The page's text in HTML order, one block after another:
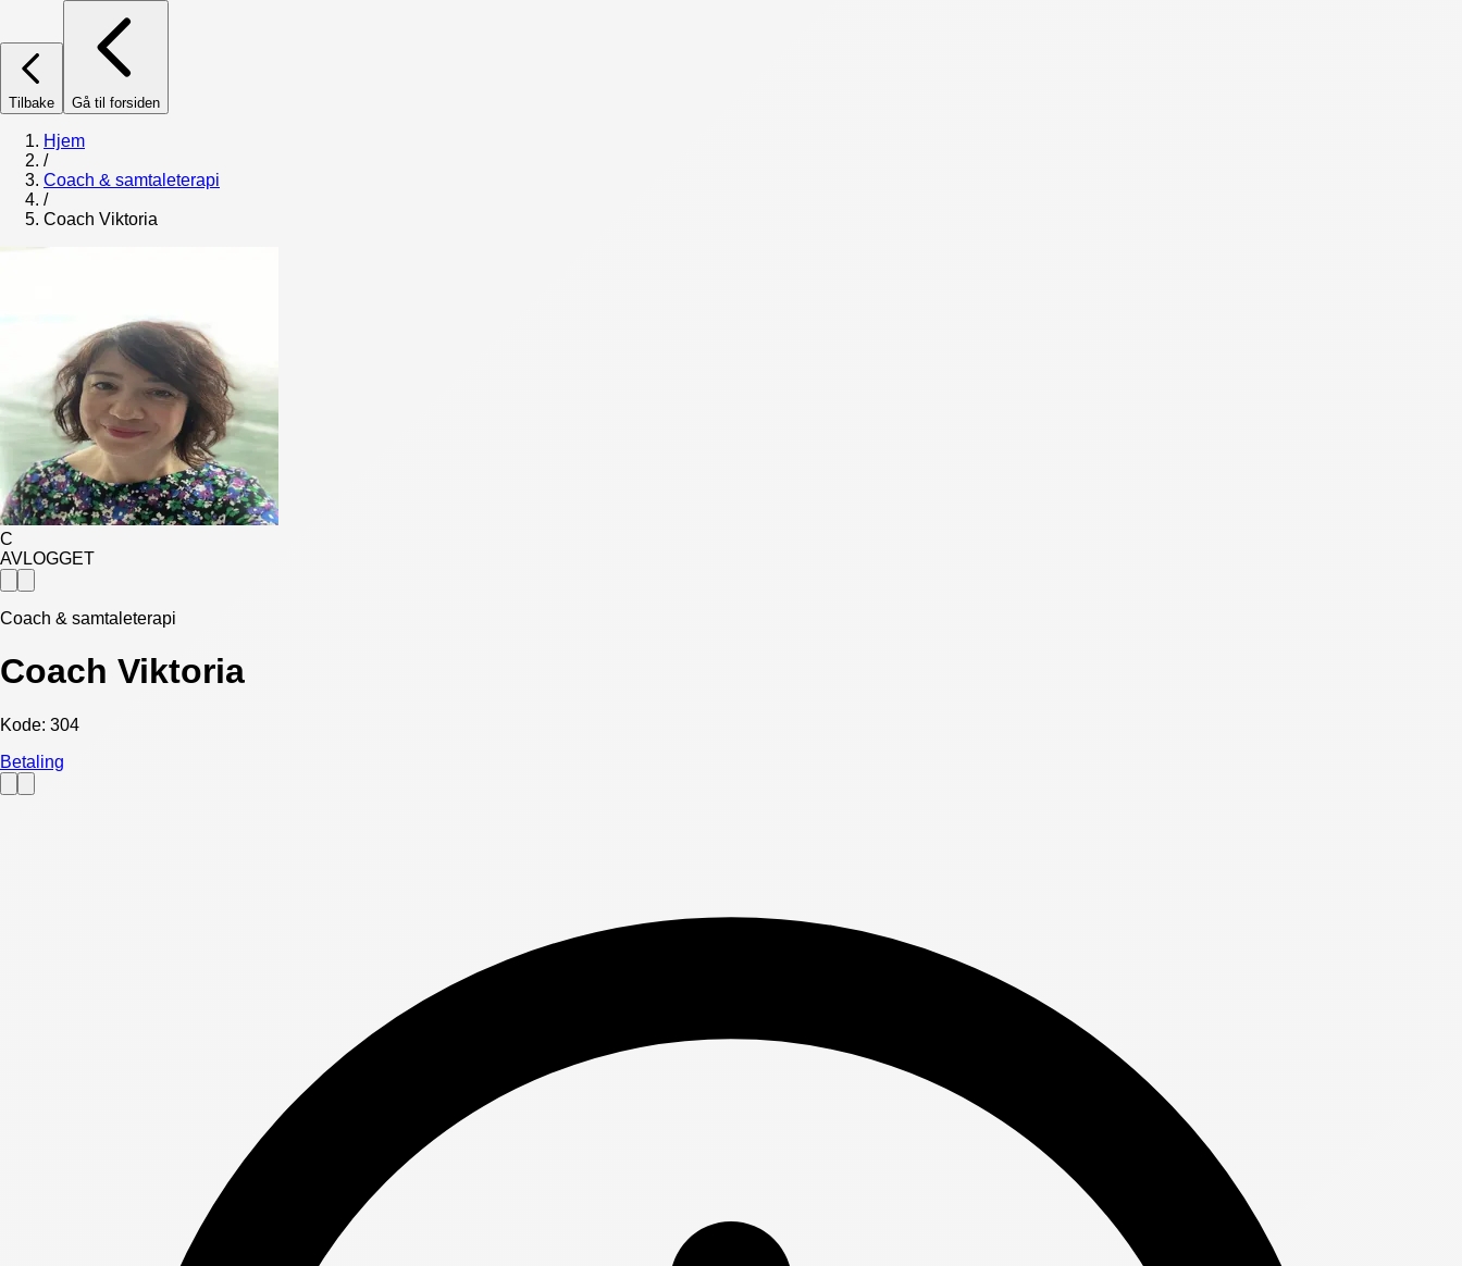
Tilbake Gå til forsiden
Hjem
/
Coach & samtaleterapi
/
Coach Viktoria
C
AVLOGGET
Coach & samtaleterapi
Coach Viktoria
Kode: 304
Betaling